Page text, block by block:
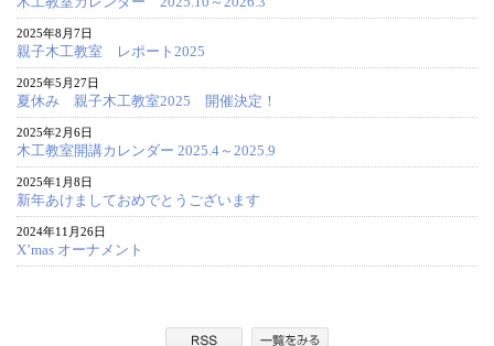
2025年8月7日
親子木工教室 レポート2025
2025年5月27日
夏休み 親子木工教室2025 開催決定！
2025年2月6日
木工教室開講カレンダー 2025.4～2025.9
2025年1月8日
新年あけましておめでとうございます
2024年11月26日
X’mas オーナメント